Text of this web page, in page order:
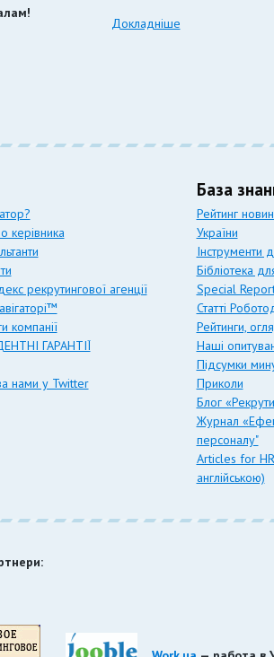
Докладніше
керівника
рекрутингової агенції
компанії
ГАРАНТІЇ
нами у Twitter
База
Рейтинг
України
Інструменти
Бібліотека
Special
Статті
Рейтинги,
Наші
Підсумки
Приколи
Блог
Журнал
персоналу"
Articles for HR
англійською)